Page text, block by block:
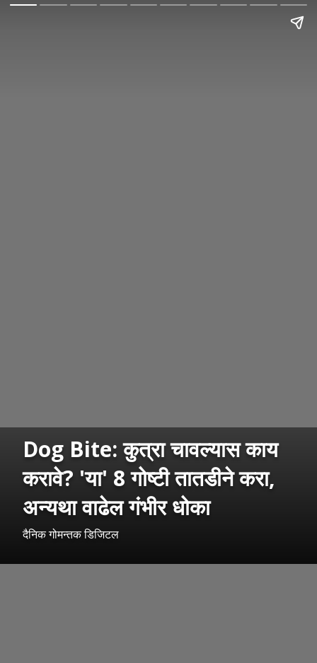
Dog Bite: कुत्रा चावल्यास काय
करावे? 'या' 8 गोष्टी तातडीने करा,
अन्यथा वाढेल गंभीर धोका
दैनिक गोमन्तक डिजिटल